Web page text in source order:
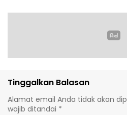
Tinggalkan Balasan
Alamat email Anda tidak akan
wajib ditandai *